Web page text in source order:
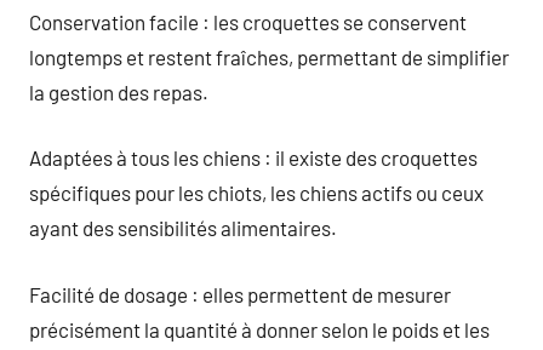
Conservation facile : les croquettes se conservent
longtemps et restent fraîches, permettant de simplifier
la gestion des repas.
Adaptées à tous les chiens : il existe des croquettes
spécifiques pour les chiots, les chiens actifs ou ceux
ayant des sensibilités alimentaires.
Facilité de dosage : elles permettent de mesurer
précisément la quantité à donner selon le poids et les